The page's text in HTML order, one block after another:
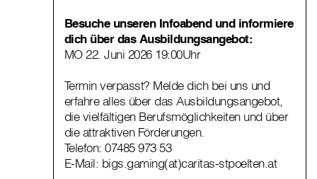
Besuche unseren Infoabend und informiere
dich über das Ausbildungsangebot:
MO 22. Juni 2026 19:00Uhr
Termin verpasst? Melde dich bei uns und
erfahre alles über das Ausbildungsangebot,
die vielfältigen Berufsmöglichkeiten und über
die attraktiven Förderungen.
Telefon:07485 973 53
E-Mail: bigs.gaming(at)caritas-stpoelten.at